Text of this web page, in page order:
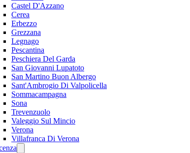
Castel D'Azzano
Cerea
Erbezzo
Grezzana
Legnago
Pescantina
Peschiera Del Garda
San Giovanni Lupatoto
San Martino Buon Albergo
Sant'Ambrogio Di Valpolicella
Sommacampagna
Sona
Trevenzuolo
Valeggio Sul Mincio
Verona
Villafranca Di Verona